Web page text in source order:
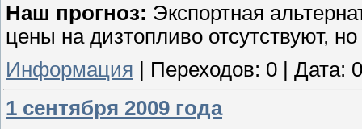
Наш прогноз: Экспортная
цены на дизтопливо отсутствуют,
Информация
Переходов: 0 Дата:
1 сентября 2009 года